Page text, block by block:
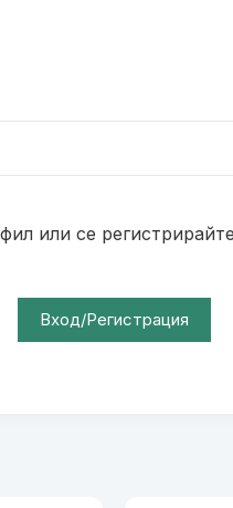
или се
Вход/Регистрация